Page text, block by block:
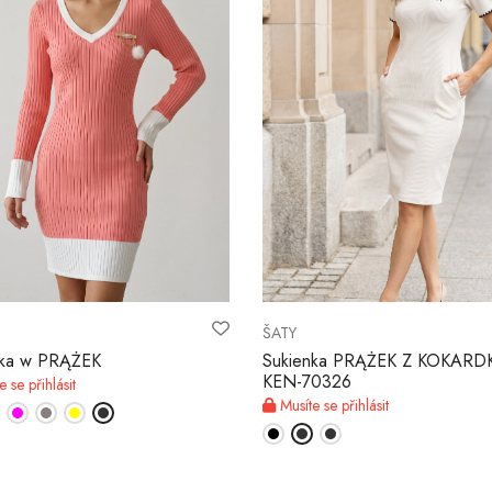
w PRĄŻEK
se přihlásit
ŠATY
Sukienka PRĄŻEK Z
KEN-70326
Musíte se přihlásit